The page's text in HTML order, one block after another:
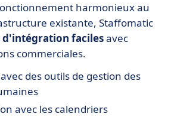
harmonieux au
existante, Staffomatic
d'intégration facilesavec
commerciales.
des outils de gestion des
avec les calendriers